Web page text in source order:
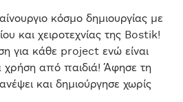
κόσμο δημιουργίας με
και χειροτεχνίας της Bostik!
για κάθε project ενώ είναι
χρήση από παιδιά! Άφησε τη
και δημιούργησε χωρίς